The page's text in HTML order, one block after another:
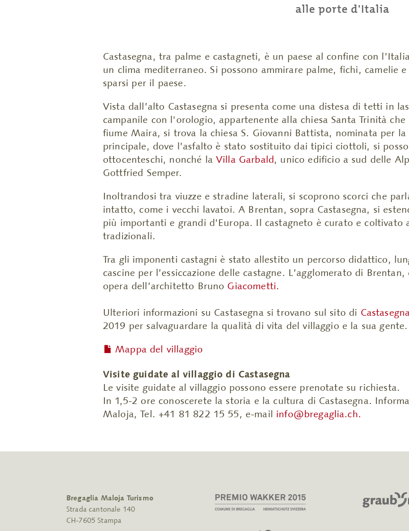
alle porte d'Italia
Castasegna, tra palme e castagneti, è un paese al confine con
un clima mediterraneo. Si possono ammirare palme, fichi, camelie
sparsi per il paese.
Vista dall’alto Castasegna si presenta come una distesa di tetti in
campanile con l'orologio, appartenente alla chiesa Santa Trinità
fiume Maira, si trova la chiesa S. Giovanni Battista, nominata per
principale, dove l’asfalto è stato sostituito dai tipici ciottoli, si
ottocenteschi, nonché laVilla Garbald, unico edificio a sud delle
Gottfried Semper.
Inoltrandosi tra viuzze e stradine laterali, si scoprono scorci che
intatto, come i vecchi lavatoi. A Brentan, sopra Castasegna, si
più importanti e grandi d’Europa. Il castagneto è curato e coltivato
tradizionali.
Tra gli imponenti castagni è stato allestito un percorso didattico,
cascine per l’essiccazione delle castagne. L’agglomerato di
opera dell’architetto Bruno Giacometti.
Ulteriori informazioni su Castasegna si trovano sul sito di
2019 per salvaguardare la qualità di vita del villaggio e la sua gente.
Mappa del villaggio
Visite guidate al villaggio di Castasegna
Le visite guidate al villaggio possono essere prenotate su richiesta.
In 1,5-2 ore conoscerete la storia e la cultura di Castasegna.
Maloja, Tel. +41 81 822 15 55, e-mail info@bregaglia.ch.
Bregaglia Maloja Turismo
Strada cantonale 140
CH-7605 Stampa